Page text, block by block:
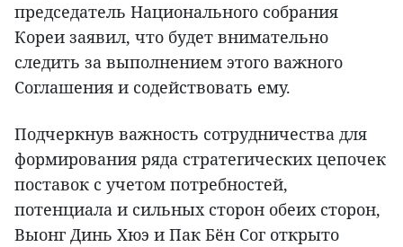
председатель Национального собрания
Кореи заявил, что будет внимательно
следить за выполнением этого важного
Соглашения и содействовать ему.
Подчеркнув важность сотрудничества для
формирования ряда стратегических цепочек
поставок с учетом потребностей,
потенциала и сильных сторон обеих сторон,
Выонг Динь Хюэ и Пак Бён Сог открыто